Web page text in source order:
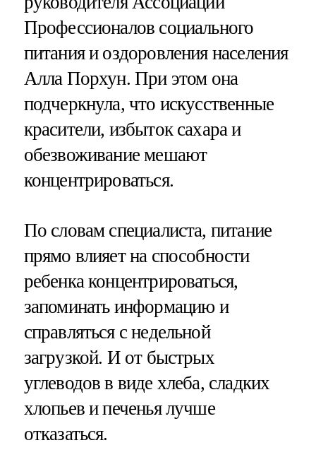
Профессионалов социального
питания и оздоровления населения
Алла Порхун. При этом она
подчеркнула, что искусственные
красители, избыток сахара и
обезвоживание мешают
концентрироваться.
По словам специалиста, питание
прямо влияет на способности
ребенка концентрироваться,
запоминать информацию и
справляться с недельной
загрузкой. И от быстрых
углеводов в виде хлеба, сладких
хлопьев и печенья лучше
отказаться.